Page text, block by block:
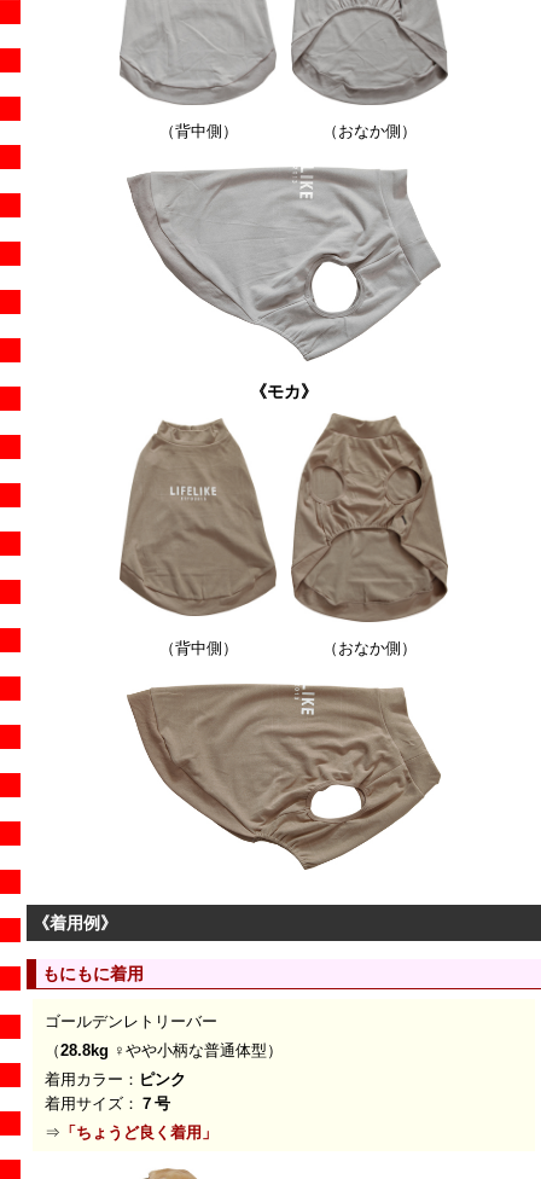
（背中側） （おなか側）
《モカ》
（背中側） （おなか側）
《着用例》
もにもに着用
ゴールデンレトリーバー
（28.8kg ♀ やや小柄な普通体型）
着用カラー： ピンク
着用サイズ： ７号
⇒ 「 ちょうど良く着用 」